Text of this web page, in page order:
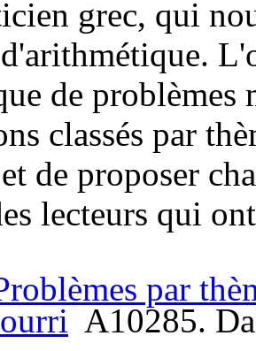
grec, qui
de problèmes
classés par
de proposer
lecteurs qui
par
A10285.